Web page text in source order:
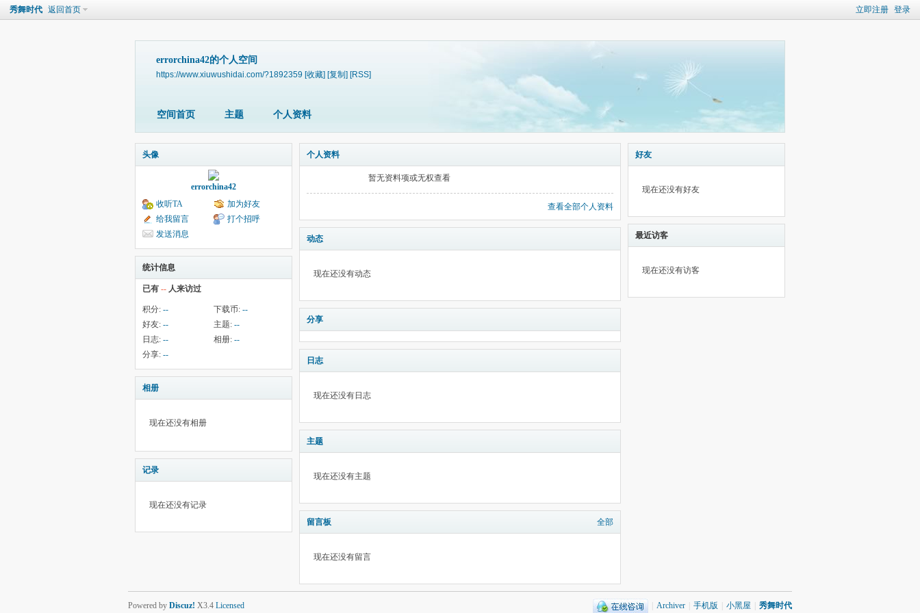
立即注册 登录
秀舞时代 返回首页
errorchina42的个人空间
https://www.xiuwushidai.com/?1892359 [收藏] [复制] [RSS]
空间首页 主题 个人资料
头像
errorchina42
收听TA
加为好友
给我留言
打个招呼
发送消息
统计信息
已有 -- 人来访过
积分: -- 下载币: --
好友: -- 主题: --
日志: -- 相册: --
分享: --
相册
现在还没有相册
记录
现在还没有记录
个人资料
暂无资料项或无权查看
查看全部个人资料
动态
现在还没有动态
分享
日志
现在还没有日志
主题
现在还没有主题
留言板 全部
现在还没有留言
好友
现在还没有好友
最近访客
现在还没有访客
Archiver 手机版 小黑屋 秀舞时代
Powered by Discuz! X3.4 Licensed